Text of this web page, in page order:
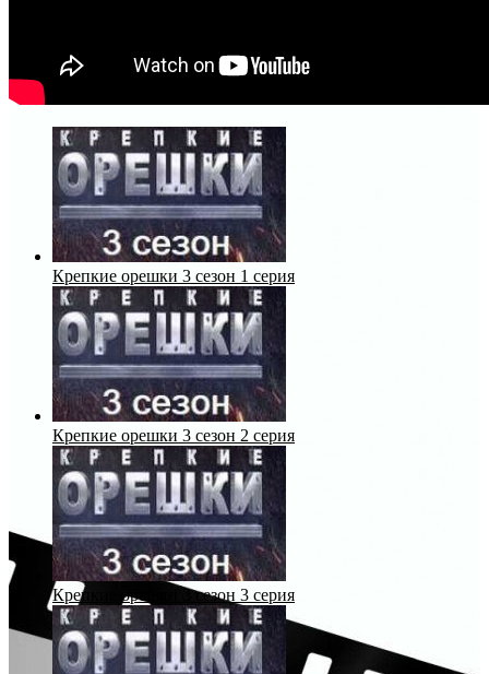
Крепкие орешки 3 сезон 1 серия
Крепкие орешки 3 сезон 2 серия
Крепкие орешки 3 сезон 3 серия